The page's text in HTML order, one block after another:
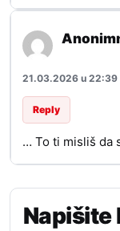
21.03.2026 u 22:39
Reply
… To ti misliš da
Napišite